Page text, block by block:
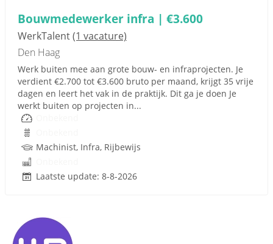
Bouwmedewerker infra | €3.600
WerkTalent(1 vacature)
Den Haag
Werk buiten mee aan grote bouw- en infraprojecten. Je
verdient €2.700 tot €3.600 bruto per maand, krijgt 35 vrije
dagen en leert het vak in de praktijk. Dit ga je doen Je
werkt buiten op projecten in...
Machinist, Infra, Rijbewijs
Laatste update: 8-8-2026